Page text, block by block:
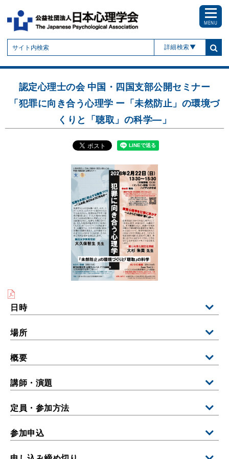
詳細検索
MENU
認定心理士の会 中国・四国支部公開セミナー
「犯罪に向き合う心理学 ー「未然防止」の環境づ
くりと「聴取」の科学―」
日時
場所
概要
講師・演題
定員・参加方法
参加申込